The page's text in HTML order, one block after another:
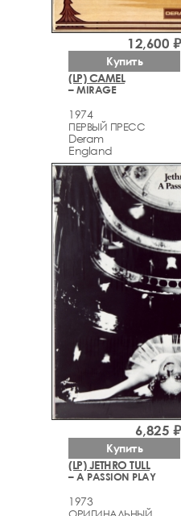
(LP) CAMEL
– MIRAGE
1974
ПЕРВЫЙ ПРЕСС
Deram
England
12,600 ₽
Купить
(LP) JETHRO TULL
– A PASSION PLAY
1973
6,825 ₽
Купить